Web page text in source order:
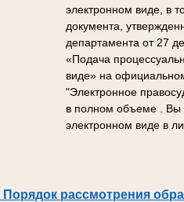
электронном виде, в
документа,
департамента от 27
«Подача
виде» на
"Электронное
в полном объеме . Вы
электронном виде в
Порядок рассмотрения